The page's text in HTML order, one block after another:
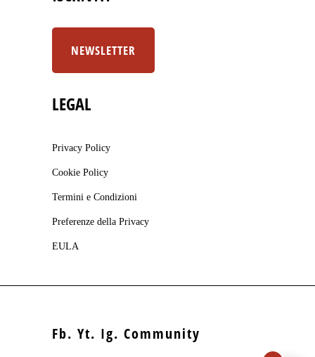
NEWSLETTER
LEGAL
Privacy Policy
Cookie Policy
Termini e Condizioni
Preferenze della Privacy
EULA
Fb. Yt. Ig. Community